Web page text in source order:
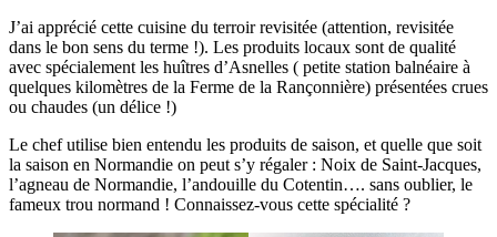
J’ai apprécié cette cuisine du terroir revisitée (attention, revisitée
dans le bon sens du terme !). Les produits locaux sont de qualité
avec spécialement les huîtres d’Asnelles ( petite station balnéaire à
quelques kilomètres de la Ferme de la Rançonnière) présentées crues
ou chaudes (un délice !)
Le chef utilise bien entendu les produits de saison, et quelle que soit
la saison en Normandie on peut s’y régaler : Noix de Saint-Jacques,
l’agneau de Normandie, l’andouille du Cotentin…. sans oublier, le
fameux trou normand ! Connaissez-vous cette spécialité ?